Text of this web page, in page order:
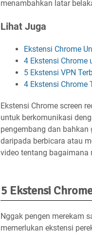
menambahkan latar
Lihat Juga
Ekstensi Chrome
4 Ekstensi
5 Ekstensi VPN
4 Ekstensi Chrome
Ekstensi Chrome screen
untuk berkomunikasi
pengembang dan
daripada berbicara atau
video tentang bagaimana
5 Ekstensi
Nggak pengen merekam
memerlukan ekstensi